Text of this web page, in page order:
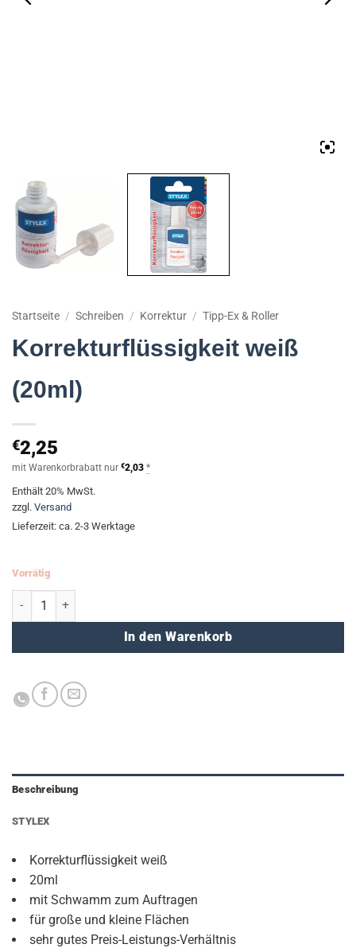
Startseite / Schreiben / Korrektur / Tipp-Ex & Roller
Korrekturflüssigkeit weiß
(20ml)
€2,25
mit Warenkorbrabatt nur €2,03 *
Enthält 20% MwSt.
zzgl. Versand
Lieferzeit: ca. 2-3 Werktage
Vorrätig
Korrekturflüssigkeit weiß (20ml) Menge
In den Warenkorb
Beschreibung
STYLEX
Korrekturflüssigkeit weiß
20ml
mit Schwamm zum Auftragen
für große und kleine Flächen
sehr gutes Preis-Leistungs-Verhältnis